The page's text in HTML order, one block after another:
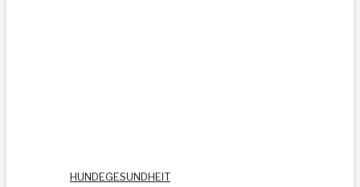
HUNDEGESUNDHEIT